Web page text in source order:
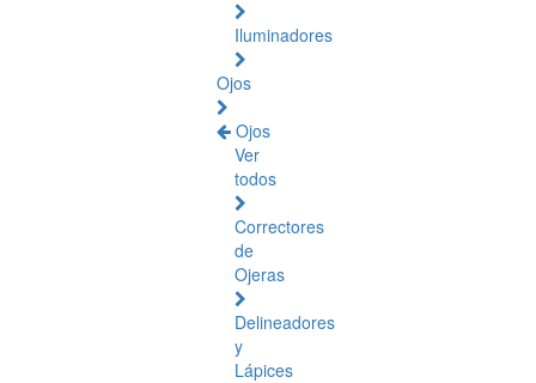
Iluminadores
Ojos
Ojos
Ver
todos
Correctores
de
Ojeras
Delineadores
y
Lápices